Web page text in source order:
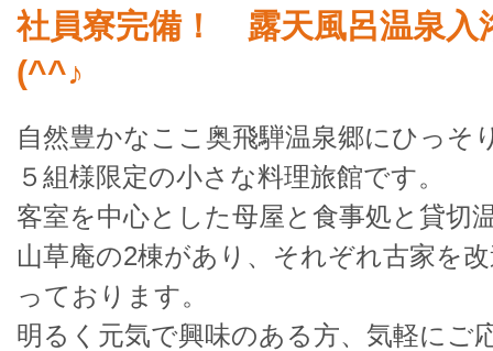
社員寮完備！ 露天風呂温泉入
(^^♪
自然豊かなここ奥飛騨温泉郷にひっそ
５組様限定の小さな料理旅館です。
客室を中心とした母屋と食事処と貸切
山草庵の2棟があり、それぞれ古家を
っております。
明るく元気で興味のある方、気軽にご